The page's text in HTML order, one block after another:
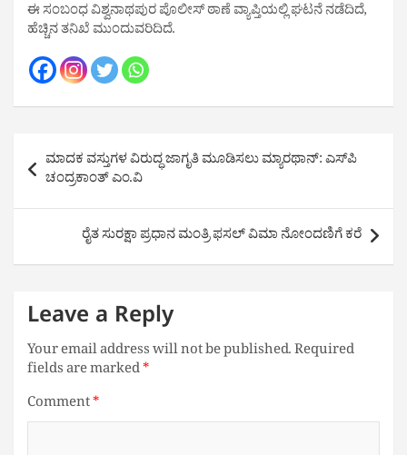
ಈ ಸಂಬಂಧ ವಿಶ್ವನಾಥಪುರ ಪೊಲೀಸ್ ಠಾಣೆ ವ್ಯಾಪ್ತಿಯಲ್ಲಿ ಘಟನೆ ನಡೆದಿದೆ,
ಹೆಚ್ಚಿನ ತನಿಖೆ ಮುಂದುವರಿದಿದೆ.
Post
navigation
ಮಾದಕ ವಸ್ತುಗಳ ವಿರುದ್ಧ ಜಾಗೃತಿ ಮೂಡಿಸಲು ಮ್ಯಾರಥಾನ್: ಎಸ್‌ಪಿ
ಚಂದ್ರಕಾಂತ್ ಎಂ.ವಿ
ರೈತ ಸುರಕ್ಷಾ ಪ್ರಧಾನ ಮಂತ್ರಿ ಫಸಲ್ ವಿಮಾ ನೋಂದಣಿಗೆ ಕರೆ
Leave a Reply
Your email address will not be published.Required
fields are marked*
Comment*